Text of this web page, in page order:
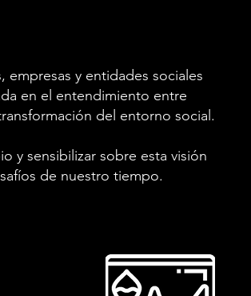
y entidades sociales
en el entendimiento entre
del entorno social.
y sensibilizar sobre esta visión
de nuestro tiempo.